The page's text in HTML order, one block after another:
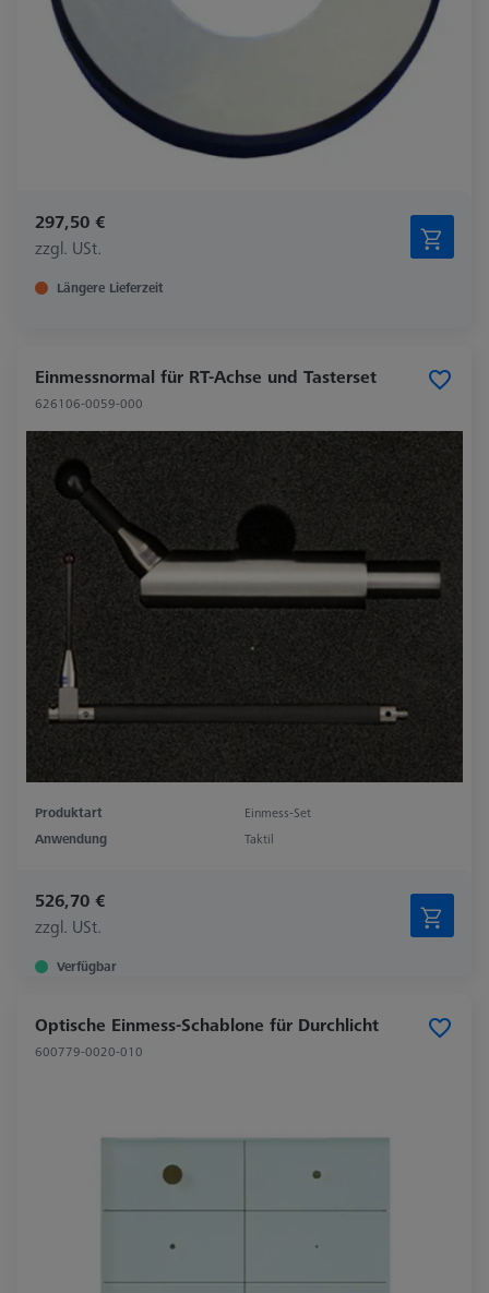
297,50 €
zzgl. USt.
Längere Lieferzeit
Einmessnormal für RT-Achse und Tasterset
626106-0059-000
Produktart
Einmess-Set
Anwendung
Taktil
526,70 €
zzgl. USt.
Verfügbar
Optische Einmess-Schablone für Durchlicht
600779-0020-010